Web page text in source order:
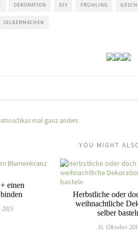
DEKORATION DIY FRÜHLING
SELBERMACHEN
mal ganz anders
YOU MIGHT
einen
Herbstliche oder
weihnachtliche
selber
31. Oktober